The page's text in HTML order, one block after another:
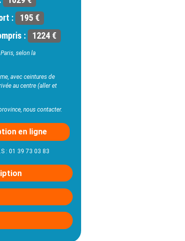
:
195 €
:
1224 €
selon la
avec ceintures de
au centre (aller et
nous contacter.
en ligne
: 01 39 73 03 83